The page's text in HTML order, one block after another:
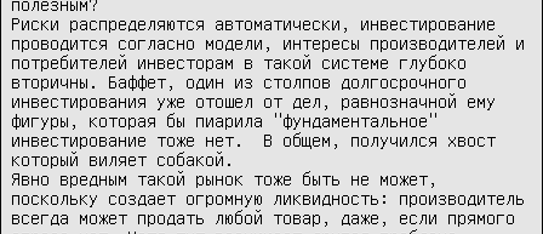
полезным?
Риски распределяются автоматически, инвестирование
проводится согласно модели, интересы производителей и
потребителей инвесторам в такой системе глубоко
вторичны. Баффет, один из столпов долгосрочного
инвестирования уже отошел от дел, равнозначной ему
фигуры, которая бы пиарила "фундаментальное"
инвестирование тоже нет.  В общем, получился хвост
который виляет собакой.
Явно вредным такой рынок тоже быть не может,
поскольку создает огромную ликвидность: производитель
всегда может продать любой товар, даже, если прямого